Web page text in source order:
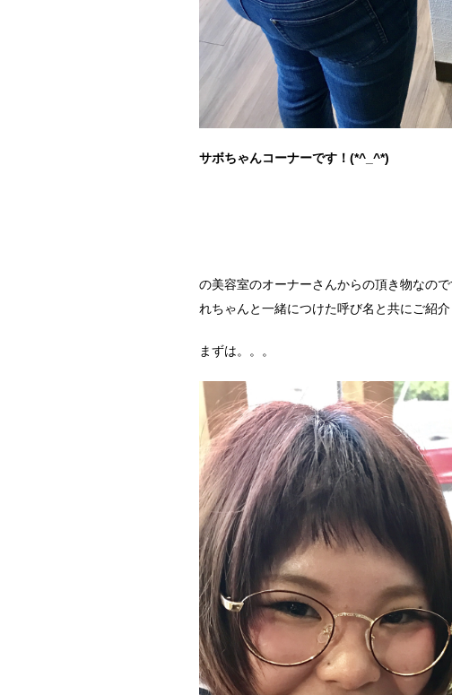
サボちゃんコーナーです！(*^_^*)
の美容室のオーナーさんからの頂き物なの
れちゃんと一緒につけた呼び名と共にご紹
まずは。。。